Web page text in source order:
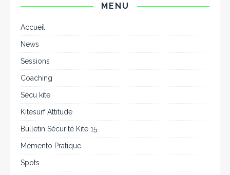
MENU
Accueil
News
Sessions
Coaching
Sécu kite
Kitesurf Attitude
Bulletin Sécurité Kite 15
Mémento Pratique
Spots